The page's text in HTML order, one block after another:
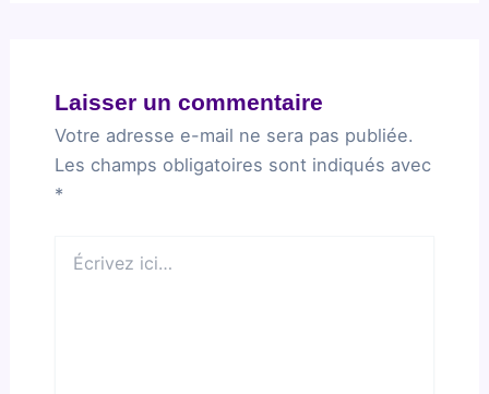
Laisser un commentaire
Votre adresse e-mail ne sera pas publiée.
Les champs obligatoires sont indiqués avec
*
ici…